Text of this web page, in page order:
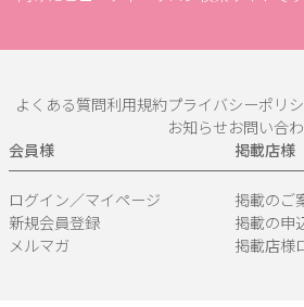
よくある質問利用規約プライバシーポリ
お知らせお問い合
会員様
ログイン／マイページ
新規会員登録
メルマガ
掲載店様
掲載のご
掲載の申
掲載店様